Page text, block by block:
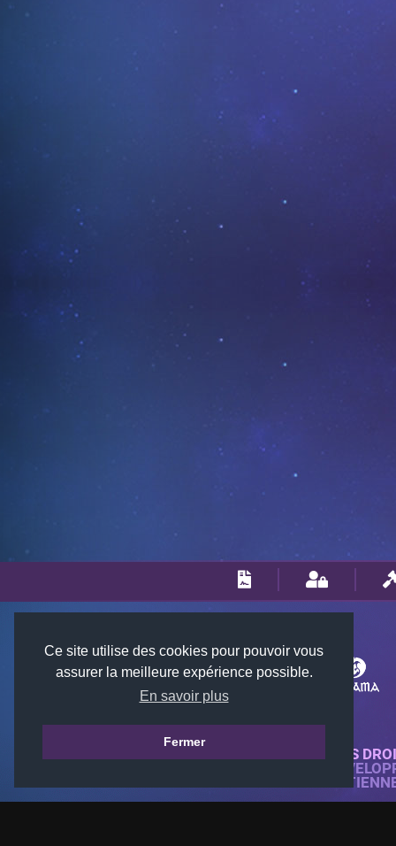
Ce site utilise des cookies pour pouvoir vous
assurer la meilleure expérience possible.
En savoir plus
Fermer
© 2018-2026 KTARENA. TOUS
SITE WEB ENTIÈREMENT
TOUTES LES IMAGES